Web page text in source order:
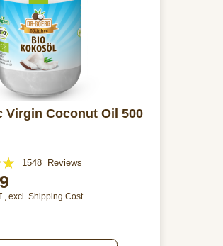
Virgin Coconut Oil 500
1548 Reviews
, excl. Shipping Cost